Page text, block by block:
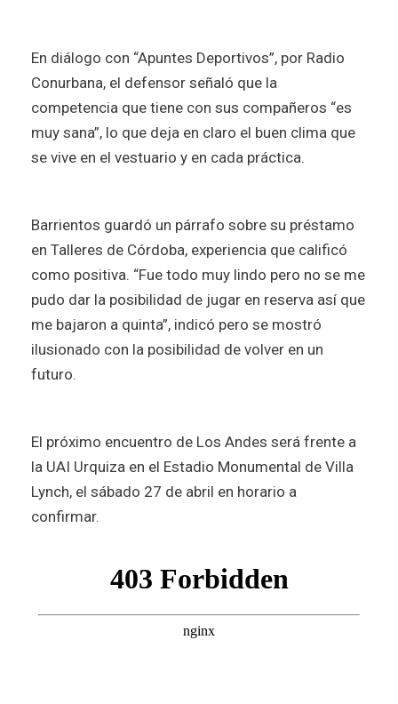
En diálogo con “Apuntes Deportivos”, por Radio
Conurbana, el defensor señaló que la
competencia que tiene con sus compañeros “es
muy sana”, lo que deja en claro el buen clima que
se vive en el vestuario y en cada práctica.
Barrientos guardó un párrafo sobre su préstamo
en Talleres de Córdoba, experiencia que calificó
como positiva. “Fue todo muy lindo pero no se me
pudo dar la posibilidad de jugar en reserva así que
me bajaron a quinta”, indicó pero se mostró
ilusionado con la posibilidad de volver en un
futuro.
El próximo encuentro de Los Andes será frente a
la UAI Urquiza en el Estadio Monumental de Villa
Lynch, el sábado 27 de abril en horario a
confirmar.